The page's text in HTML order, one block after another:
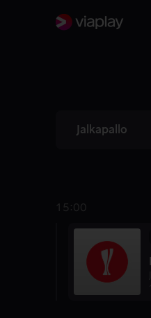
Jalkapallo
15:00